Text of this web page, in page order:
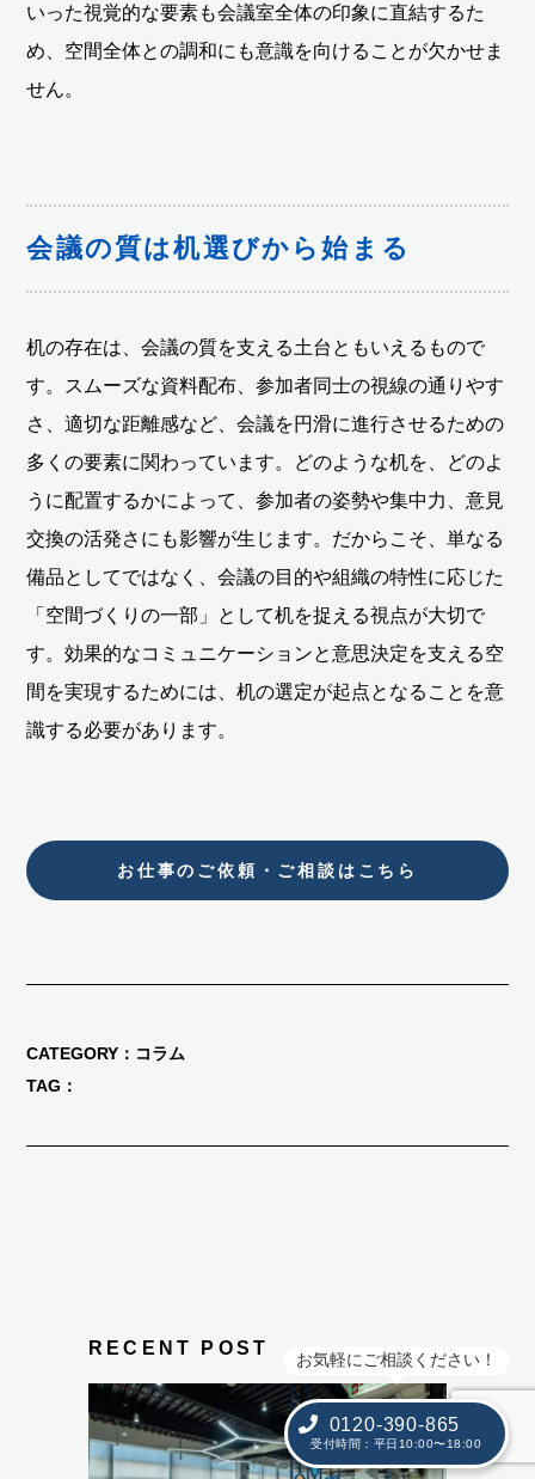
お気軽にご相談ください！
0120-390-865
受付時間：平日10:00〜18:00
RECENT POST
いった視覚的な要素も会議室全体の印象に直結するた
め、空間全体との調和にも意識を向けることが欠かせま
せん。
会議の質は机選びから始まる
机の存在は、会議の質を支える土台ともいえるもので
す。スムーズな資料配布、参加者同士の視線の通りやす
さ、適切な距離感など、会議を円滑に進行させるための
多くの要素に関わっています。どのような机を、どのよ
うに配置するかによって、参加者の姿勢や集中力、意見
交換の活発さにも影響が生じます。だからこそ、単なる
備品としてではなく、会議の目的や組織の特性に応じた
「空間づくりの一部」として机を捉える視点が大切で
す。効果的なコミュニケーションと意思決定を支える空
間を実現するためには、机の選定が起点となることを意
識する必要があります。
お仕事のご依頼・ご相談はこちら
CATEGORY
コラム
TAG